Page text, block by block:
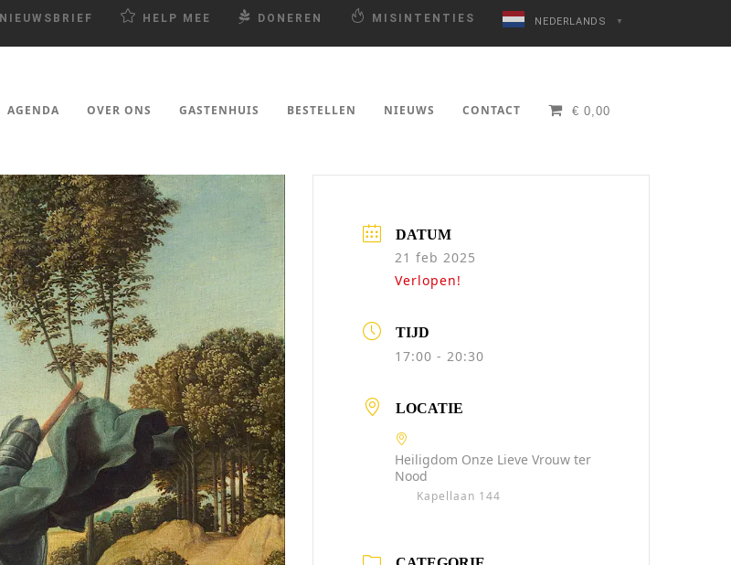
NIEUWSBRIEF HELP MEE DONEREN MISINTENTIES NEDERLANDS ▼
AGENDA OVER ONS GASTENHUIS BESTELLEN NIEUWS CONTACT € 0,00
DATUM
21 feb 2025
Verlopen!
TIJD
17:00 - 20:30
LOCATIE
Heiligdom Onze Lieve Vrouw ter
Nood
Kapellaan 144